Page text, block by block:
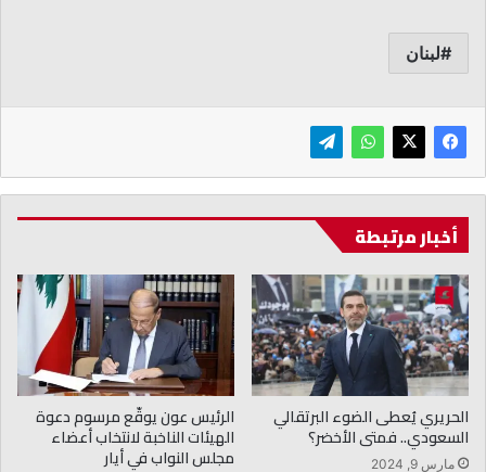
لبنان
أخبار مرتبطة
الحريري يُعطى الضوء البرتقالي
السعودي.. فمتى الأخضر؟
مارس 9, 2024
الرئيس عون يوقّع مرسوم دعوة
الهيئات الناخبة لانتخاب أعضاء
مجلس النواب في أيار